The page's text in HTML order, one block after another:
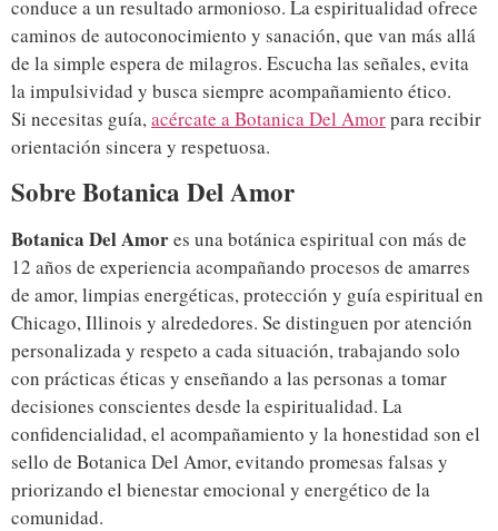
conduce a un resultado armonioso. La espiritualidad ofrece
caminos de autoconocimiento y sanación, que van más allá
de la simple espera de milagros. Escucha las señales, evita
la impulsividad y busca siempre acompañamiento ético.
Si necesitas guía,acércate a Botanica Del Amorpara recibir
orientación sincera y respetuosa.
Sobre Botanica Del Amor
Botanica Del Amores una botánica espiritual con más de
12 años de experiencia acompañando procesos de amarres
de amor, limpias energéticas, protección y guía espiritual en
Chicago, Illinois y alrededores. Se distinguen por atención
personalizada y respeto a cada situación, trabajando solo
con prácticas éticas y enseñando a las personas a tomar
decisiones conscientes desde la espiritualidad. La
confidencialidad, el acompañamiento y la honestidad son el
sello de Botanica Del Amor, evitando promesas falsas y
priorizando el bienestar emocional y energético de la
comunidad.